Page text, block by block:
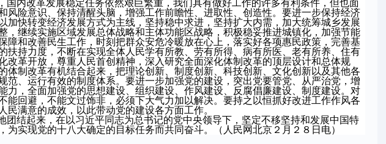
国内改革发展稳定任务依然艰巨繁重，我们具有做好工作的许多有利条件，但也面
风险意识、保持清醒头脑，增强工作前瞻性、进取性、创造性。要进一步保持经济
加快转变经济发展方式为主线，坚持稳中求进，坚持扩大内需，加大统筹城乡发展
，继续实施区域发展总体战略和主体功能区战略，积极稳妥推进城镇化，加强节能
障和改善民生工作，时刻把群众安危冷暖放在心上，落实好各项惠民政策，完善基
扶持力度，不断在实现全体人民学有所教、劳有所得、病有所医、老有所养、住有
改革开放，尊重人民首创精神，深入研究全面深化体制改革的顶层设计和总体规
体制改革有机结合起来，把理论创新、制度创新、科技创新、文化创新以及其他各
范、运行有效的制度体系。要进一步加强党的建设，突出党要管党、从严治党，增
力，全面加强党的思想建设、组织建设、作风建设、反腐倡廉建设、制度建设。对
能回避，不能文过饰非，必须下大气力加以解决。要持之以恒抓好改进工作作风各
满意的成效，以此带动党的建设各方面工作。
团结起来，在以习近平同志为总书记的党中央领导下，坚定不移坚持和发展中国特
实现党的十八大确定的目标任务而共同奋斗。（人民网北京２月２８日电）